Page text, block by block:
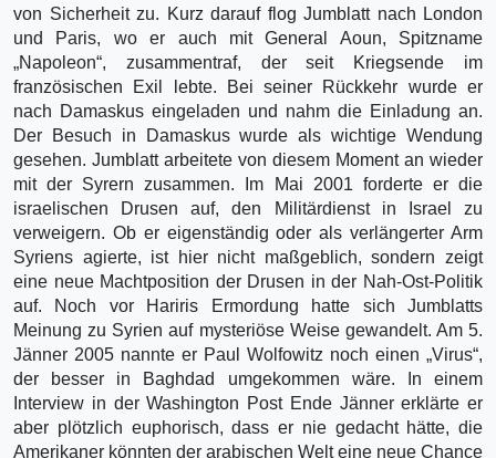
von Sicherheit zu. Kurz darauf flog Jumblatt nach London
und Paris, wo er auch mit General Aoun, Spitzname
„Napoleon“, zusammentraf, der seit Kriegsende im
französischen Exil lebte. Bei seiner Rückkehr wurde er
nach Damaskus eingeladen und nahm die Einladung an.
Der Besuch in Damaskus wurde als wichtige Wendung
gesehen. Jumblatt arbeitete von diesem Moment an wieder
mit der Syrern zusammen. Im Mai 2001 forderte er die
israelischen Drusen auf, den Militärdienst in Israel zu
verweigern. Ob er eigenständig oder als verlängerter Arm
Syriens agierte, ist hier nicht maßgeblich, sondern zeigt
eine neue Machtposition der Drusen in der Nah-Ost-Politik
auf. Noch vor Hariris Ermordung hatte sich Jumblatts
Meinung zu Syrien auf mysteriöse Weise gewandelt. Am 5.
Jänner 2005 nannte er Paul Wolfowitz noch einen „Virus“,
der besser in Baghdad umgekommen wäre. In einem
Interview in der Washington Post Ende Jänner erklärte er
aber plötzlich euphorisch, dass er nie gedacht hätte, die
Amerikaner könnten der arabischen Welt eine neue Chance